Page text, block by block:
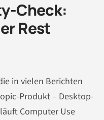
Check:
Rest
in vielen Berichten
Produkt – Desktop-
Computer Use